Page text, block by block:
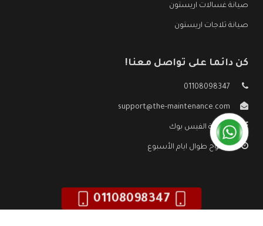
صيانة غسالات اريستون
صيانة ثلاجات اريستون
كن دائما على تواصل معنا!
01108098347
support@the-maintenance.com
صفحة الفيس بوك
مفتوح طوال ايام الأسبوع
01108098347